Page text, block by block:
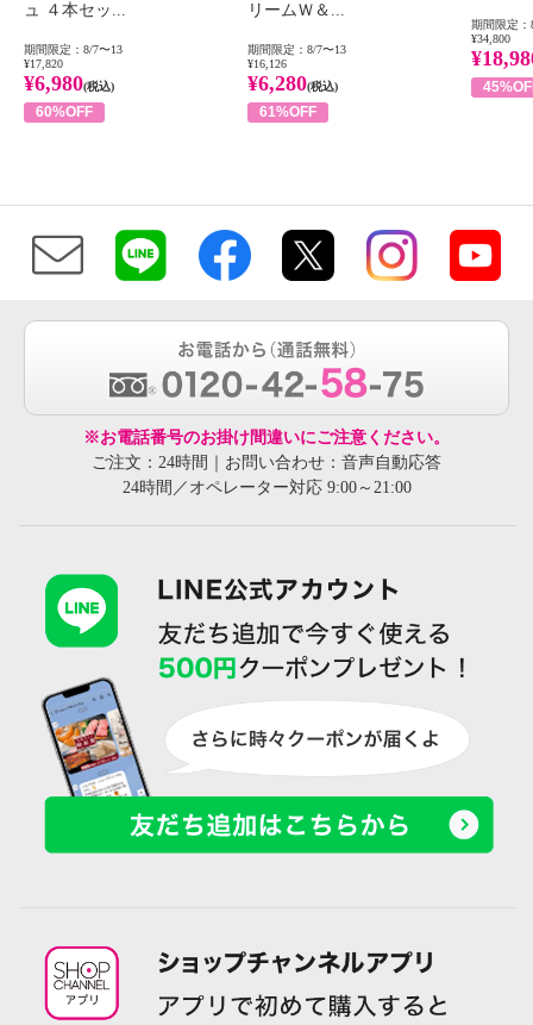
ュ ４本セッ...
期間限定：8/7〜13
¥17,820
¥6,980(税込)
60%OFF
リームＷ＆...
期間限定：8/7〜13
¥16,126
¥6,280(税込)
61%OFF
期間限定：
¥34,800
※お電話番号のお掛け間違いにご注意ください。
ご注文：24時間｜お問い合わせ：音声自動応答
24時間／オペレーター対応 9:00～21:00